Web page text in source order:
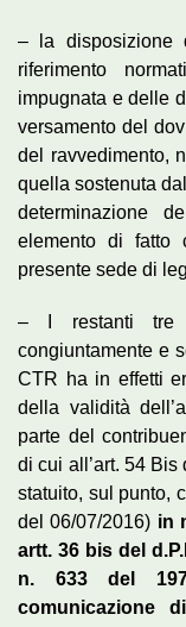
– la disposizione
riferimento
impugnata e delle
versamento del
del ravvedimento,
quella sostenuta
determinazione
elemento di fatto
presente sede di
– I restanti tre
congiuntamente e
CTR ha in effetti
della validità
parte del
di cui all’art. 54 Bis
statuito, sul punto,
del 06/07/2016) in
artt. 36 bis del
n. 633 del
comunicazione